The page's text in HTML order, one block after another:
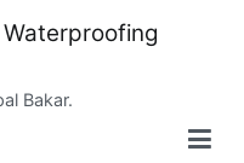
Bakar.